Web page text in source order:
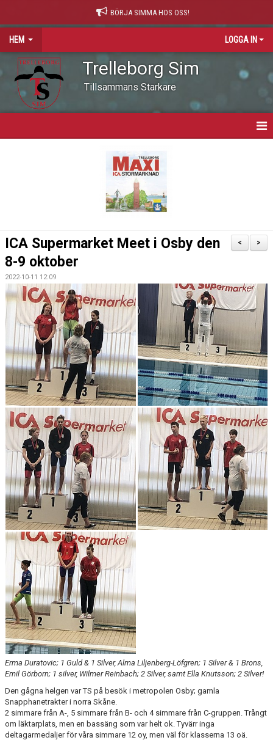
BÖRJA SIMMA HOS OSS!
HEM LOGGA IN
Trelleborg Sim
Tillsammans Starkare
OM KLUBBEN
SIMSHOP
KONTAKT
KALENDER
BILDGALLERI
DOKUMENT
>
<
ICA Supermarket Meet i Osby den
8-9 oktober
2022-10-11 12:09
Erma Duratovic; 1 Guld & 1 Silver, Alma Liljenberg-Löfgren; 1 Silver & 1 Brons,
Emil Görborn; 1 silver, Wilmer Reinbach; 2 Silver, samt Ella Knutsson; 2 Silver!
Den gågna helgen var TS på besök i metropolen Osby; gamla
Snapphanetrakter i norra Skåne.
2 simmare från A-, 5 simmare från B- och 4 simmare från C-gruppen. Trångt
om läktarplats, men en bassäng som var helt ok. Tyvärr inga
deltagarmedaljer för våra simmare 12 oy, men väl för klasserna 13 oä.